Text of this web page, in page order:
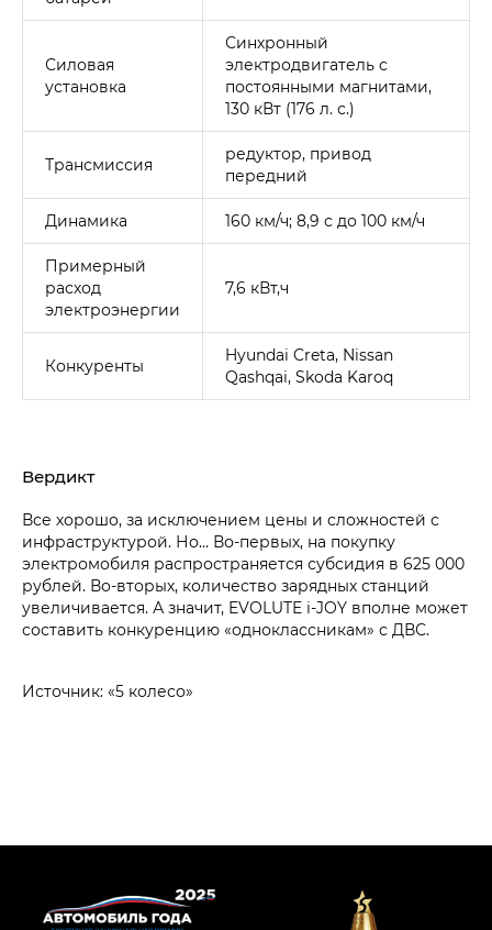
Силовая
установка
Синхронный
электродвигатель с
постоянными магнитами,
130 кВт (176 л. с.)
Трансмиссия
редуктор, привод
передний
Динамика 160 км/ч; 8,9 с до 100 км/ч
Примерный
расход
электроэнергии
7,6 кВт‚ч
Конкуренты
Hyundai Creta, Nissan
Qashqai, Skoda Karoq
Вердикт
Все хорошо, за исключением цены и сложностей с
инфраструктурой. Но… Во-первых, на покупку
электромобиля распространяется субсидия в 625 000
рублей. Во-вторых, количество зарядных станций
увеличивается. А значит, EVOLUTE i‑JOY вполне может
составить конкуренцию «одноклассникам» с ДВС.
Источник: «5 колесо»